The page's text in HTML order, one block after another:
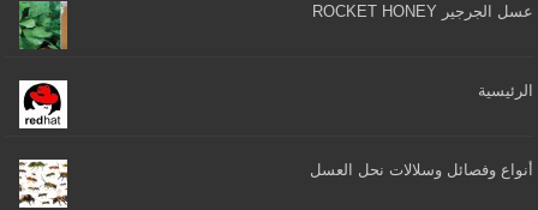
عسل الجرجير ROCKET HONEY
الرئيسية
أنواع وفصائل وسلالات نحل العسل